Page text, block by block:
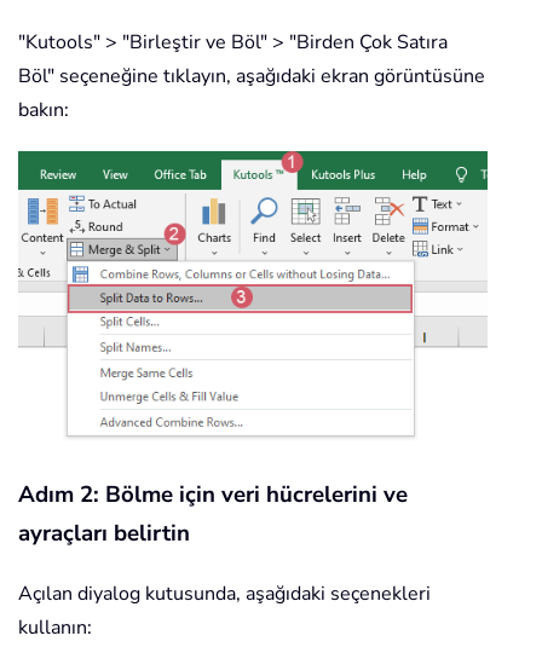
"Kutools" > "Birleştir ve Böl" > "Birden Çok Satıra
Böl" seçeneğine tıklayın, aşağıdaki ekran görüntüsüne
bakın:
Adım 2: Bölme için veri hücrelerini ve
ayraçları belirtin
Açılan diyalog kutusunda, aşağıdaki seçenekleri
kullanın: